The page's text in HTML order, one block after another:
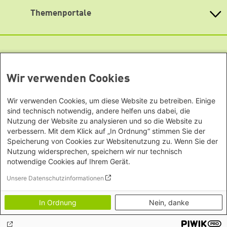
Newsletter
Mecklenburg-Vorpommern
Nordrhein-Westfalen
Rheinland-Pfalz
Saarland
Sachsen
Sachsen-Anhalt
Büro Neu-Delhi - Indien
Büro Seoul - Ostasien | Globaler
Afrika
Somalia/Somaliland, Sudan,
Äthiopien
Büro Nairobi - Kenia, Uganda,
Tansania
Büro Abuja - Nigeria
Büro Dakar - Senegal
Büro Kapstadt - Südafrika, Namibia,
Simbabwe
Europa
Büro Sarajevo - Bosnien und
Themenportale
Grüne Akademie
Archiv Grünes Gedächtnis
Info Hub Plastic
Grüne Websites
Bündnis 90 / Die Grünen
Bundestagsfraktion
European Greens
Die Grünen im Europäischen Parlament
Green European Foundation
Footer menu
Barrierefreiheitserklärung
Vertrag widerrufen
Bildnachweise
Wir verwenden Cookies
Wir verwenden Cookies, um diese Website zu betreiben. Einige
sind technisch notwendig, andere helfen uns dabei, die
Nutzung der Website zu analysieren und so die Website zu
verbessern. Mit dem Klick auf „In Ordnung“ stimmen Sie der
Speicherung von Cookies zur Websitenutzung zu. Wenn Sie der
Nutzung widersprechen, speichern wir nur technisch
notwendige Cookies auf Ihrem Gerät.
Unsere Datenschutzinformationen
In Ordnung Nein, danke